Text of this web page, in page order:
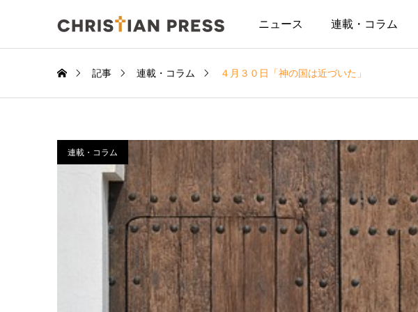
ニュース 連載・コラム
記事 連載・コラム ４月３０日「神の国は近づいた」
連載・コラム